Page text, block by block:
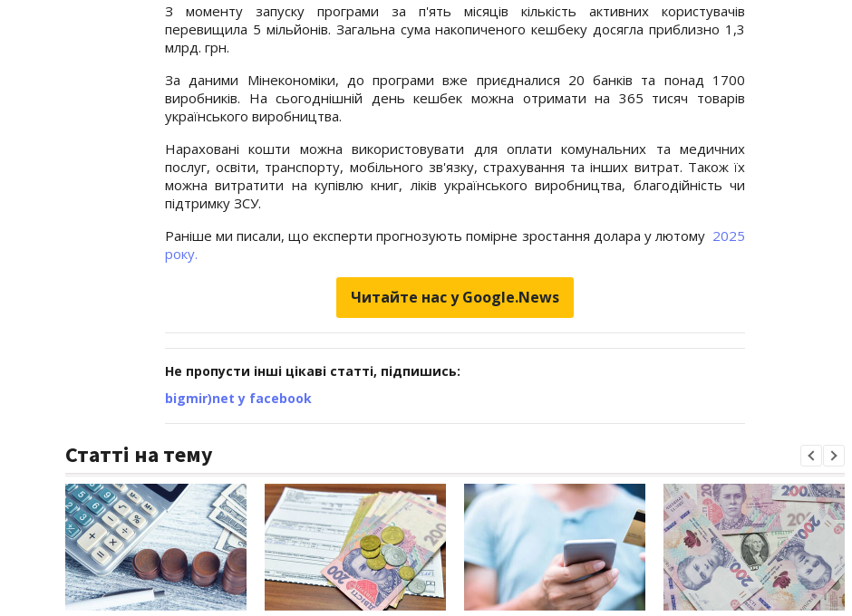
З моменту запуску програми за п'ять місяців кількість активних користувачів
перевищила 5 мільйонів. Загальна сума накопиченого кешбеку досягла приблизно 1,3
млрд. грн.
За даними Мінекономіки, до програми вже приєдналися 20 банків та понад 1700
виробників. На сьогоднішній день кешбек можна отримати на 365 тисяч товарів
українського виробництва.
Нараховані кошти можна використовувати для оплати комунальних та медичних
послуг, освіти, транспорту, мобільного зв'язку, страхування та інших витрат. Також їх
можна витратити на купівлю книг, ліків українського виробництва, благодійність чи
підтримку ЗСУ.
Раніше ми писали, що експерти прогнозують помірне зростання долара у лютому 2025
року.
Читайте нас у Google.News
Не пропусти інші цікаві статті, підпишись:
bigmir)net у facebook
Статті на тему